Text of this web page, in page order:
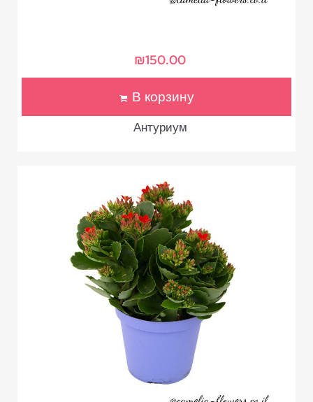
Антуриум
₪150.00
В корзину